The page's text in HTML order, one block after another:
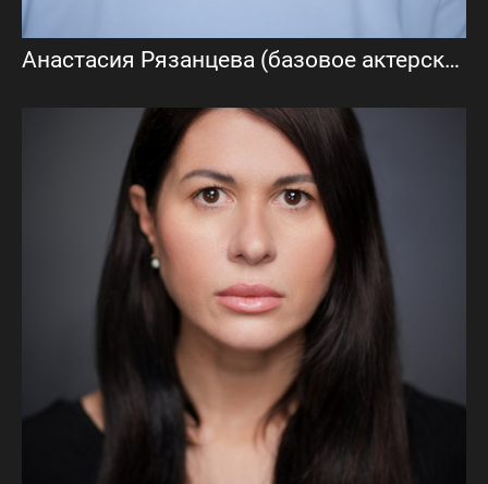
Анастасия Рязанцева (базовое актерское портфолио)